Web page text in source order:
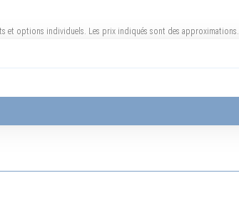
et options individuels. Les prix indiqués sont des approximations.